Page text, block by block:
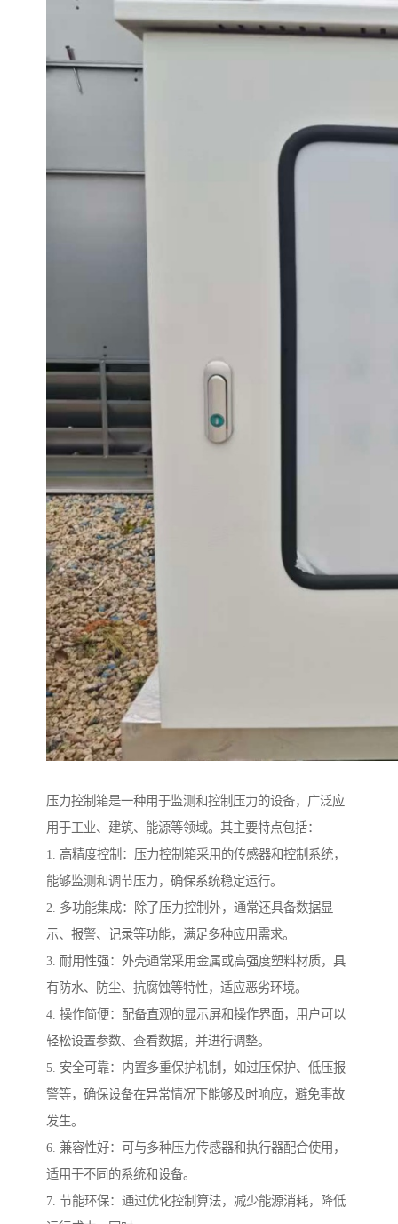
压力控制箱是一种用于监测和控制压力的设备，广泛应
用于工业、建筑、能源等领域。其主要特点包括：
1. 高精度控制：压力控制箱采用的传感器和控制系统，
能够监测和调节压力，确保系统稳定运行。
2. 多功能集成：除了压力控制外，通常还具备数据显
示、报警、记录等功能，满足多种应用需求。
3. 耐用性强：外壳通常采用金属或高强度塑料材质，具
有防水、防尘、抗腐蚀等特性，适应恶劣环境。
4. 操作简便：配备直观的显示屏和操作界面，用户可以
轻松设置参数、查看数据，并进行调整。
5. 安全可靠：内置多重保护机制，如过压保护、低压报
警等，确保设备在异常情况下能够及时响应，避免事故
发生。
6. 兼容性好：可与多种压力传感器和执行器配合使用，
适用于不同的系统和设备。
7. 节能环保：通过优化控制算法，减少能源消耗，降低